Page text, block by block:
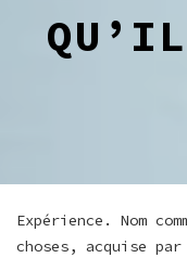
Expérience. Nom
choses, acquise